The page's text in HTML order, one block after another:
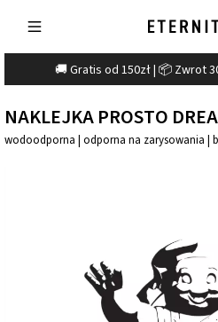
🚚 Gratis od 150zł | 📦 Zwrot
NAKLEJKA PROSTO
wodoodporna | odporna na zarysowania |